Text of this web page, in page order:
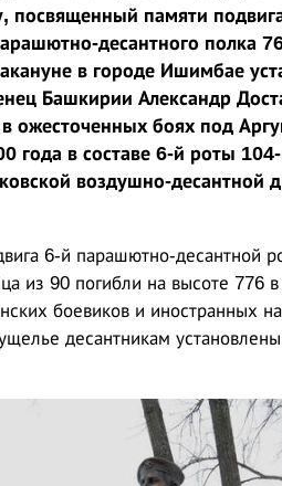
посвященный памяти
десантного полка
в городе Ишимбае
Башкирии Александр
ожесточенных боях под
года в составе 6-й роты
воздушно-десантной
6-й парашютно-десантной
из 90 погибли на высоте 776
боевиков и иностранных
десантникам